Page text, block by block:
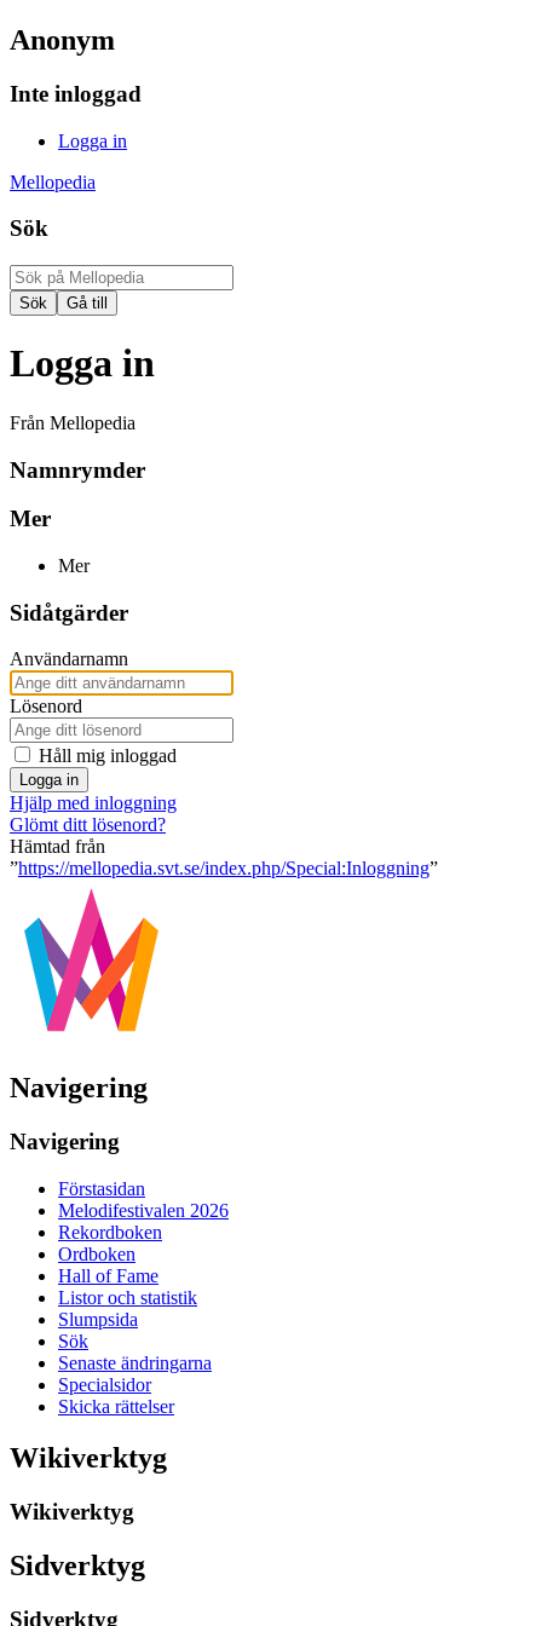
Anonym
Inte inloggad
Logga in
Mellopedia
Sök
Logga in
Från Mellopedia
Namnrymder
Mer
Mer
Sidåtgärder
Användarnamn
Lösenord
Håll mig inloggad
Logga in
Hjälp med inloggning
Glömt ditt lösenord?
Hämtad från
”https://mellopedia.svt.se/index.php/Special:Inloggning”
Navigering
Navigering
Förstasidan
Melodifestivalen 2026
Rekordboken
Ordboken
Hall of Fame
Listor och statistik
Slumpsida
Sök
Senaste ändringarna
Specialsidor
Skicka rättelser
Wikiverktyg
Wikiverktyg
Sidverktyg
Sidverktyg